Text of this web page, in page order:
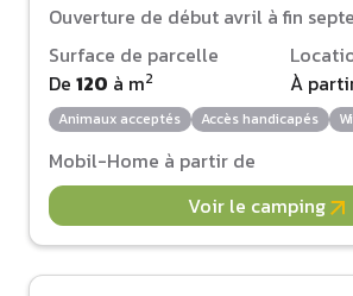
Ouverture de début avril à fin
Surface de parcelle
De 120 à m2
À
Animaux acceptés Accès handicapés
Mobil-Home à partir de
Voir le camping